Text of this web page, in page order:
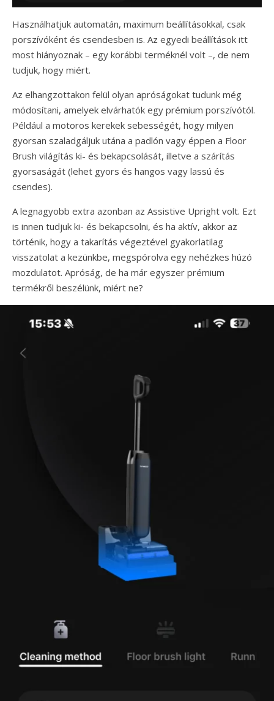
Használhatjuk automatán, maximum beállításokkal, csak
porszívóként és csendesben is. Az egyedi beállítások itt
most hiányoznak – egy korábbi terméknél volt –, de nem
tudjuk, hogy miért.
Az elhangzottakon felül olyan apróságokat tudunk még
módosítani, amelyek elvárhatók egy prémium porszívótól.
Például a motoros kerekek sebességét, hogy milyen
gyorsan szaladgáljuk utána a padlón vagy éppen a Floor
Brush világítás ki- és bekapcsolását, illetve a szárítás
gyorsaságát (lehet gyors és hangos vagy lassú és
csendes).
A legnagyobb extra azonban az Assistive Upright volt. Ezt
is innen tudjuk ki- és bekapcsolni, és ha aktív, akkor az
történik, hogy a takarítás végeztével gyakorlatilag
visszatolat a kezünkbe, megspórolva egy nehézkes húzó
mozdulatot. Apróság, de ha már egyszer prémium
termékről beszélünk, miért ne?